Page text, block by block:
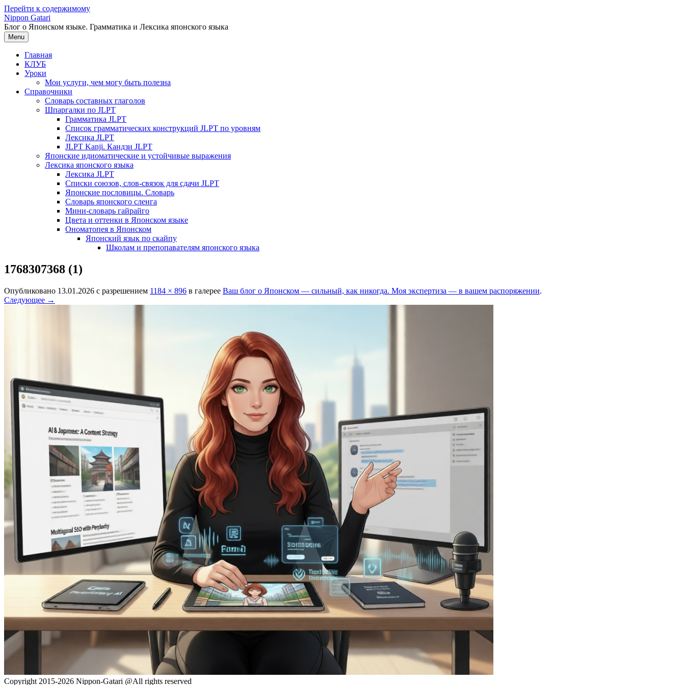
Перейти к содержимому
Nippon Gatari
Блог о Японском языке. Грамматика и Лексика японского языка
Menu
Главная
КЛУБ
Уроки
Мои услуги, чем могу быть полезна
Справочники
Словарь составных глаголов
Шпаргалки по JLPT
Грамматика JLPT
Список грамматических конструкций JLPT по уровням
Лексика JLPT
JLPT Kanji. Кандзи JLPT
Японские идиоматические и устойчивые выражения
Лексика японского языка
Лексика JLPT
Списки союзов, слов-связок для сдачи JLPT
Японские пословицы. Словарь
Словарь японского сленга
Мини-словарь гайрайго
Цвета и оттенки в Японском языке
Ономатопея в Японском
Японский язык по скайпу
Школам и препопавателям японского языка
1768307368 (1)
Опубликовано 13.01.2026 с разрешением 1184 × 896 в галерее Ваш блог о Японском — сильный, как никогда. Моя экспертиза — в вашем распоряжении.
Следующее →
Copyright 2015-2026 Nippon-Gatari @All rights reserved